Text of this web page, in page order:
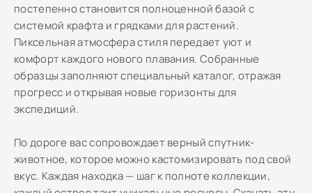
постепенно становится полноценной базой с
системой крафта и грядками для растений.
Пиксельная атмосфера стиля передает уют и
комфорт каждого нового плавания. Собранные
образцы заполняют специальный каталог, отражая
прогресс и открывая новые горизонты для
экспедиций.
По дороге вас сопровождает верный спутник-
животное, которое можно кастомизировать под свой
вкус. Каждая находка — шаг к полноте коллекции,